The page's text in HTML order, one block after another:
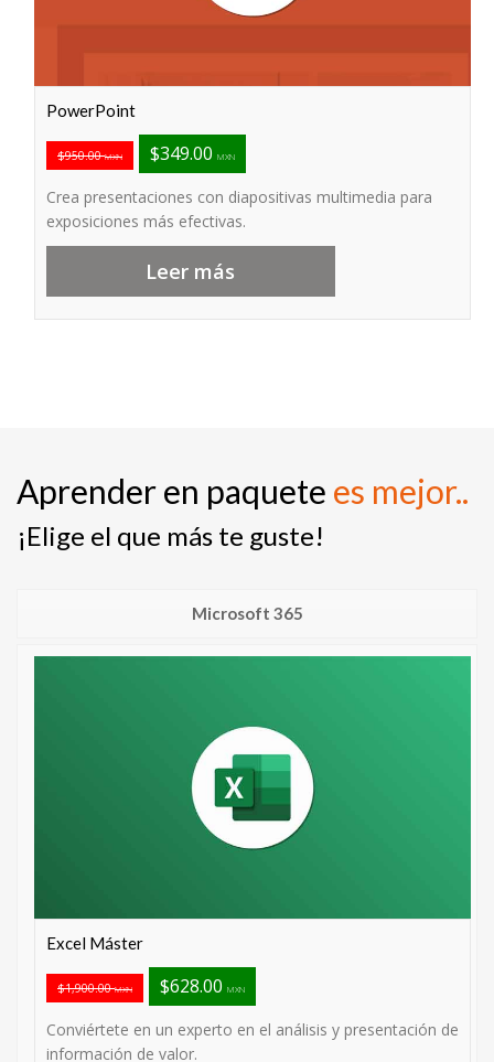
PowerPoint
$950.00MXN $349.00 MXN
Crea presentaciones con diapositivas multimedia para
exposiciones más efectivas.
Leer más
Aprender en paquete es mejor..
¡Elige el que más te guste!
Microsoft 365
Excel Máster
$1,900.00MXN $628.00 MXN
Conviértete en un experto en el análisis y presentación de
información de valor.